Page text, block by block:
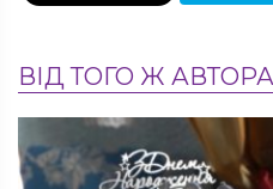
ВІД ТОГО Ж АВТОРА